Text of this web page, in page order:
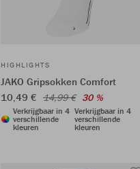
HIGHLIGHTS
JAKO Gripsokken Comfort
10,49 € 14,99 € 30 %
Verkrijgbaar in 4
verschillende
kleuren
Verkrijgbaar in 4
verschillende
kleuren